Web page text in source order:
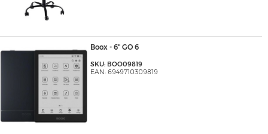
Boox - 6" GO 6
SKU: BOO09819
EAN: 6949710309819